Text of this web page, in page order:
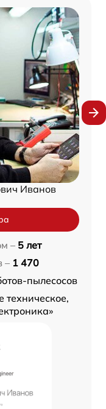
Иванов
– 5 лет
– 1 470
пылесосов
техническое,